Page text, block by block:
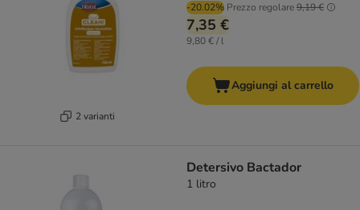
2 varianti
-20.02% Prezzo regolare9,19 €
7,35 €
9,80 € / l
Aggiungi al carrello
Detersivo Bactador
1 litro